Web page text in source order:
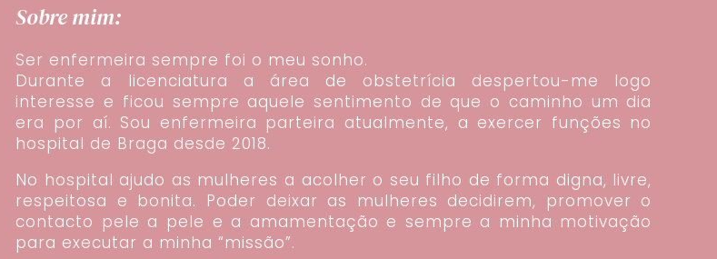
Sobre mim:
Ser enfermeira sempre foi o meu sonho.
Durante a licenciatura a área de obstetrícia despertou-me logo
interesse e ficou sempre aquele sentimento de que o caminho um dia
era por aí. Sou enfermeira parteira atualmente, a exercer funções no
hospital de Braga desde 2018.
No hospital ajudo as mulheres a acolher o seu filho de forma digna, livre,
respeitosa e bonita. Poder deixar as mulheres decidirem, promover o
contacto pele a pele e a amamentação e sempre a minha motivação
para executar a minha “missão”.